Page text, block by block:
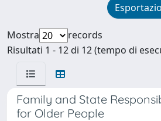
Mostra
records
Risultati 1 - 12 di 12 (tempo di
Family and State
for Older People